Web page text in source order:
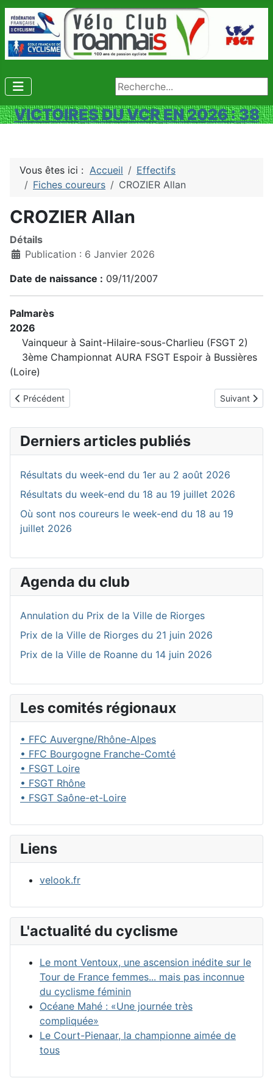
Rechercher
VICTOIRES DU VCR EN 2026 : 38
Vous êtes ici : Accueil
Effectifs
Fiches coureurs
CROZIER Allan
CROZIER Allan
Détails
Publication : 6 Janvier 2026
Date de naissance : 09/11/2007
Palmarès
2026
Vainqueur à Saint-Hilaire-sous-Charlieu (FSGT 2)
3ème Championnat AURA FSGT Espoir à Bussières
(Loire)
Article précédent : CRIONNET Antoine
Précédent Article
Suivant
Derniers articles publiés
Résultats du week-end du 1er au 2 août 2026
Résultats du week-end du 18 au 19 juillet 2026
Où sont nos coureurs le week-end du 18 au 19
juillet 2026
Agenda du club
Annulation du Prix de la Ville de Riorges
Prix de la Ville de Riorges du 21 juin 2026
Prix de la Ville de Roanne du 14 juin 2026
Les comités régionaux
• FFC Auvergne/Rhône-Alpes
• FFC Bourgogne Franche-Comté
• FSGT Loire
• FSGT Rhône
• FSGT Saône-et-Loire
Liens
velook.fr
L'actualité du cyclisme
Le mont Ventoux, une ascension inédite sur le
Tour de France femmes... mais pas inconnue
du cyclisme féminin
Océane Mahé : «Une journée très
compliquée»
Le Court-Pienaar, la championne aimée de
tous